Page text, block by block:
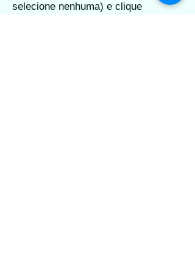
selecione nenhuma) e clique